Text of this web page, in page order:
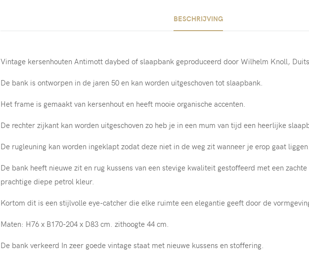
BESCHRIJVING
Vintage kersenhouten Antimott daybed of slaapbank geproduceerd door Wilhelm Knoll,
De bank is ontworpen in de jaren 50 en kan worden uitgeschoven tot slaapbank.
Het frame is gemaakt van kersenhout en heeft mooie organische accenten.
De rechter zijkant kan worden uitgeschoven zo heb je in een mum van tijd een heerlijke
De rugleuning kan worden ingeklapt zodat deze niet in de weg zit wanneer je erop gaat
De bank heeft nieuwe zit en rug kussens van een stevige kwaliteit gestoffeerd met een
prachtige diepe petrol kleur.
Kortom dit is een stijlvolle eye-catcher die elke ruimte een elegantie geeft door de
Maten: H76 x B170-204 x D83 cm. zithoogte 44 cm.
De bank verkeerd In zeer goede vintage staat met nieuwe kussens en stoffering.